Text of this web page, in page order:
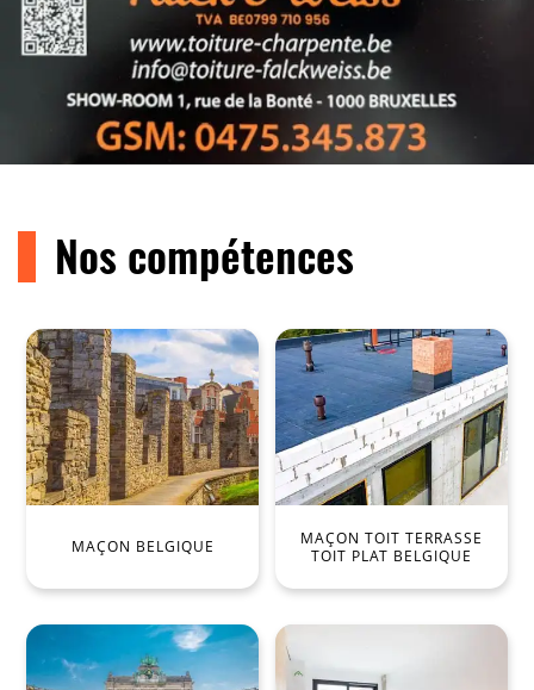
Nos compétences
MAÇON BELGIQUE
MAÇON TOIT TERRASSE
TOIT PLAT BELGIQUE